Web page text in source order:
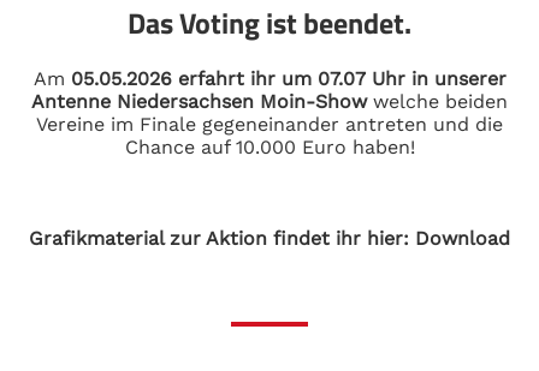
Das Voting ist beendet.
Am 05.05.2026 erfahrt ihr um 07.07 Uhr in unserer
Antenne Niedersachsen Moin-Showwelche beiden
Vereine im Finale gegeneinander antreten und die
Chance auf 10.000 Euro haben!
Grafikmaterial zur Aktion findet ihr hier: Download